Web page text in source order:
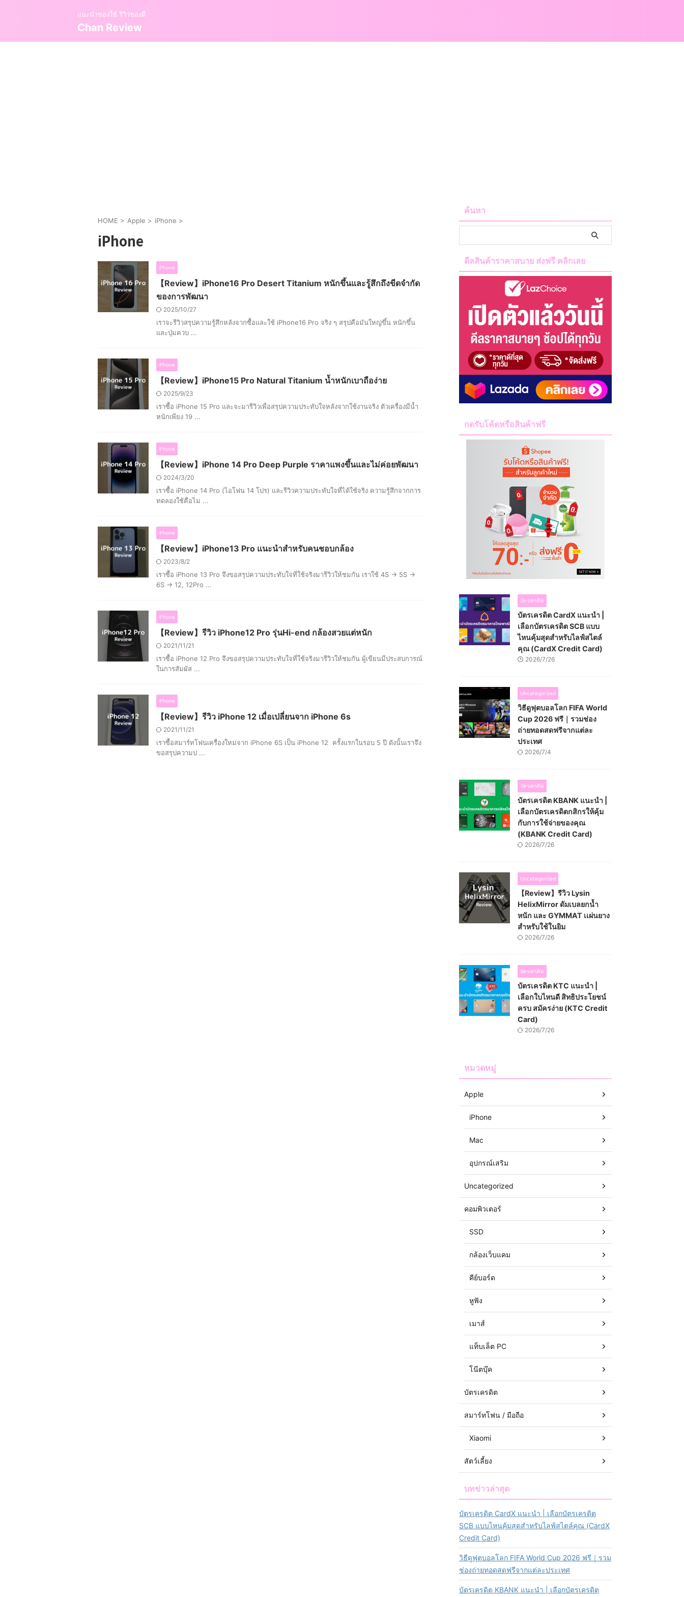
แนะนำของใช้ รีวิวของดี
Chan Review
HOME > Apple > iPhone >
iPhone
iPhone
【Review】iPhone16 Pro Desert Titanium หนักขึ้นและรู้สึกถึงขีดจำกัด
ของการพัฒนา
2025/10/27
เราจะรีวิวสรุปความรู้สึกหลังจากซื้อและใช้ iPhone16 Pro จริง ๆ สรุปคือมันใหญ่ขึ้น หนักขึ้น
และปุ่มควบ ...
iPhone
【Review】iPhone15 Pro Natural Titanium น้ำหนักเบาถือง่าย
2025/9/23
เราซื้อ iPhone 15 Pro และจะมารีวิวเพื่อสรุปความประทับใจหลังจากใช้งานจริง ตัวเครื่องมีน้ำ
หนักเพียง 19 ...
iPhone
【Review】iPhone 14 Pro Deep Purple ราคาแพงขึ้นและไม่ค่อยพัฒนา
2024/3/20
เราซื้อ iPhone 14 Pro (ไอโฟน 14 โปร) และรีวิวความประทับใจที่ได้ใช้จริง ความรู้สึกจากการ
ทดลองใช้คือไม ...
iPhone
【Review】iPhone13 Pro แนะนำสำหรับคนชอบกล้อง
2023/8/2
เราซื้อ iPhone 13 Pro จึงขอสรุปความประทับใจที่ใช้จริงมารีวิวให้ชมกัน เราใช้ 4S → 5S →
6S → 12, 12Pro ...
iPhone
【Review】รีวิว iPhone12 Pro รุ่นHi-end กล้องสวยแต่หนัก
2021/11/21
เราซื้อ iPhone 12 Pro จึงขอสรุปความประทับใจที่ใช้จริงมารีวิวให้ชมกัน ผู้เขียนมีประสบการณ์
ในการสัมผัส ...
iPhone
【Review】รีวิว iPhone 12 เมื่อเปลี่ยนจาก iPhone 6s
2021/11/21
เราซื้อสมาร์ทโฟนเครื่องใหม่จาก iPhone 6S เป็น iPhone 12 ครั้งแรกในรอบ 5 ปี ดังนั้นเราจึง
ขอสรุปความป ...
ค้นหา
ดีลสินค้าราคาสบาย ส่งฟรี คลิกเลย
กดรับโค้ดหรือสินค้าฟรี
บัตรเครดิต
บัตรเครดิต CardX แนะนำ |
เลือกบัตรเครดิต SCB แบบ
ไหนคุ้มสุดสำหรับไลฟ์สไตล์
คุณ (CardX Credit Card)
2026/7/26
Uncategorized
วิธีดูฟุตบอลโลก FIFA World
Cup 2026 ฟรี｜รวมช่อง
ถ่ายทอดสดฟรีจากแต่ละ
ประเทศ
2026/7/4
บัตรเครดิต
บัตรเครดิต KBANK แนะนำ |
เลือกบัตรเครดิตกสิกรให้คุ้ม
กับการใช้จ่ายของคุณ
(KBANK Credit Card)
2026/7/26
Uncategorized
【Review】รีวิว Lysin
HelixMirror ดัมเบลยกน้ำ
หนัก และ GYMMAT เเผ่นยาง
สำหรับใช้ในยิม
2026/7/26
บัตรเครดิต
บัตรเครดิต KTC แนะนำ |
เลือกใบไหนดี สิทธิประโยชน์
ครบ สมัครง่าย (KTC Credit
Card)
2026/7/26
หมวดหมู่
Apple
iPhone
Mac
อุปกรณ์เสริม
Uncategorized
คอมพิวเตอร์
SSD
กล้องเว็บแคม
คีย์บอร์ด
หูฟัง
เมาส์
แท็บเล็ต PC
โน๊ตบุ๊ค
บัตรเครดิต
สมาร์ทโฟน / มือถือ
Xiaomi
สัตว์เลี้ยง
บทข่าวล่าสุด
บัตรเครดิต CardX แนะนำ | เลือกบัตรเครดิต
SCB แบบไหนคุ้มสุดสำหรับไลฟ์สไตล์คุณ (CardX
Credit Card)
วิธีดูฟุตบอลโลก FIFA World Cup 2026 ฟรี｜รวม
ช่องถ่ายทอดสดฟรีจากแต่ละประเทศ
บัตรเครดิต KBANK แนะนำ | เลือกบัตรเครดิต